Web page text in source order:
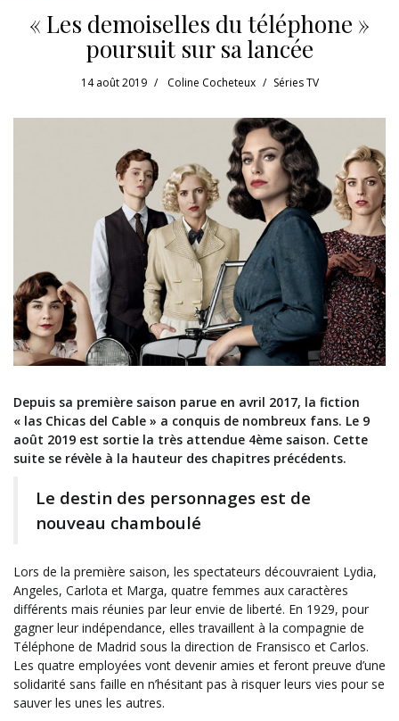
« Les demoiselles du téléphone »
poursuit sur sa lancée
14 août 2019 Coline Cocheteux Séries TV
Depuis sa première saison parue en avril 2017, la fiction
« las Chicas del Cable » a conquis de nombreux fans. Le 9
août 2019 est sortie la très attendue 4ème saison. Cette
suite se révèle à la hauteur des chapitres précédents.
Le destin des personnages est de
nouveau chamboulé
Lors de la première saison, les spectateurs découvraient Lydia,
Angeles, Carlota et Marga, quatre femmes aux caractères
différents mais réunies par leur envie de liberté. En 1929, pour
gagner leur indépendance, elles travaillent à la compagnie de
Téléphone de Madrid sous la direction de Fransisco et Carlos.
Les quatre employées vont devenir amies et feront preuve d’une
solidarité sans faille en n’hésitant pas à risquer leurs vies pour se
sauver les unes les autres.